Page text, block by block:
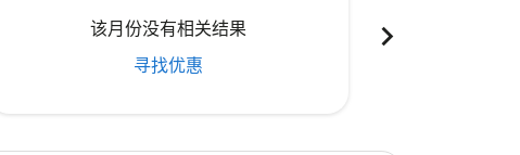
该月份没有相关结果
寻找优惠
chevron_right